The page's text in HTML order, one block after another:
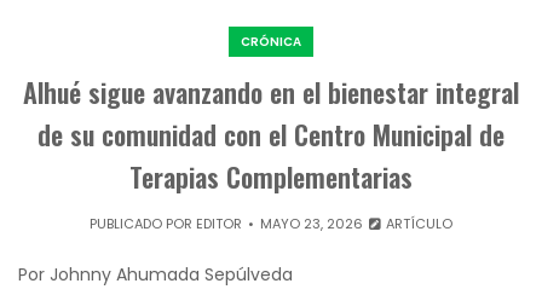
CRÓNICA
Alhué sigue avanzando en el bienestar integral
de su comunidad con el Centro Municipal de
Terapias Complementarias
PUBLICADO POR EDITOR MAYO 23, 2026 ARTÍCULO
Por Johnny Ahumada Sepúlveda